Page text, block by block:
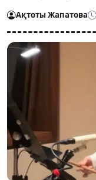
Ақтоты Жапатова